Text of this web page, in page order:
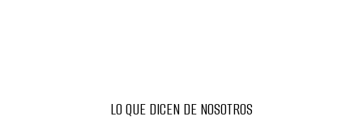
LO QUE DICEN DE NOSOTROS